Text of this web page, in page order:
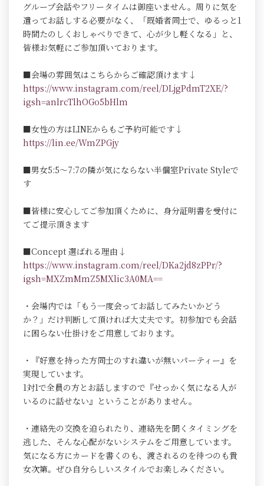
グループ会話やフリータイムは御座いません。周りに気を
遣ってお話しする必要がなく、「既婚者同士で、ゆるっと1
時間たのしくおしゃべりできて、心が少し軽くなる」と、
皆様お気軽にご参加頂いております。
■会場の雰囲気はこちらからご確認頂けます↓
https://www.instagram.com/reel/DLjgPdmT2XE/?
igsh=anlrcTlhOGo5bHlm
■女性の方はLINEからもご予約可能です↓
https://lin.ee/WmZPGjy
■男女5:5～7:7の隣が気にならない半個室Private Styleで
す
■皆様に安心してご参加頂くために、身分証明書を受付に
てご提示頂きます
■Concept 選ばれる理由↓
https://www.instagram.com/reel/DKa2jd8zPPr/?
igsh=MXZmMmZ5MXlic3A0MA==
・会場内では「もう一度会ってお話してみたいかどう
か？」だけ判断して頂ければ大丈夫です。初参加でも会話
に困らない仕掛けをご用意しております。
・『好意を持った方同士のすれ違いが無いパーティー』を
実現しています。
1対1で全員の方とお話しますので『せっかく気になる人が
いるのに話せない』ということがありません。
・連絡先の交換を迫られたり、連絡先を聞くタイミングを
逃した、そんな心配がないシステムをご用意しています。
気になる方にカードを書くのも、渡されるのを待つのも貴
女次第。ぜひ自分らしいスタイルでお楽しみください。